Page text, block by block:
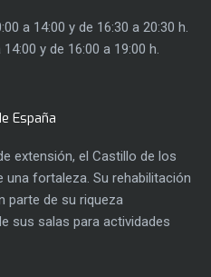
a 14:00 y de 16:30 a 20:30 h.
y de 16:00 a 19:00 h.
España
extensión, el Castillo de los
fortaleza. Su rehabilitación
parte de su riqueza
sus salas para actividades